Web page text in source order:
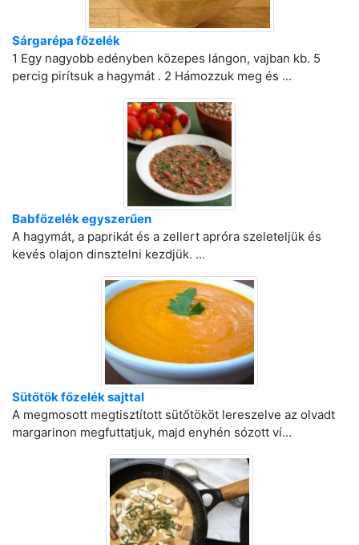
Sárgarépa főzelék
1 Egy nagyobb edényben közepes lángon, vajban kb. 5
percig pirítsuk a hagymát . 2 Hámozzuk meg és ...
Babfőzelék egyszerűen
A hagymát, a paprikát és a zellert apróra szeleteljük és
kevés olajon dinsztelni kezdjük. ...
Sütőtök főzelék sajttal
A megmosott megtisztított sütőtököt lereszelve az olvadt
margarinon megfuttatjuk, majd enyhén sózott ví...